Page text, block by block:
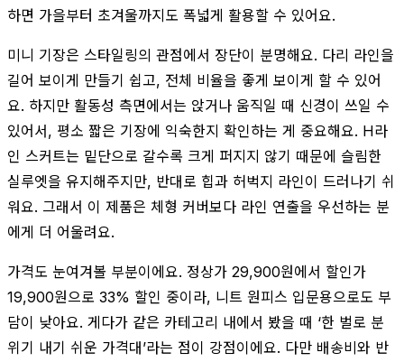
하면 가을부터 초겨울까지도 폭넓게 활용할 수 있어요.
미니 기장은 스타일링의 관점에서 장단이 분명해요. 다리 라인을
길어 보이게 만들기 쉽고, 전체 비율을 좋게 보이게 할 수 있어
요. 하지만 활동성 측면에서는 앉거나 움직일 때 신경이 쓰일 수
있어서, 평소 짧은 기장에 익숙한지 확인하는 게 중요해요. H라
인 스커트는 밑단으로 갈수록 크게 퍼지지 않기 때문에 슬림한
실루엣을 유지해주지만, 반대로 힙과 허벅지 라인이 드러나기 쉬
워요. 그래서 이 제품은 체형 커버보다 라인 연출을 우선하는 분
에게 더 어울려요.
가격도 눈여겨볼 부분이에요. 정상가 29,900원에서 할인가
19,900원으로 33% 할인 중이라, 니트 원피스 입문용으로도 부
담이 낮아요. 게다가 같은 카테고리 내에서 봤을 때 ‘한 벌로 분
위기 내기 쉬운 가격대’라는 점이 강점이에요. 다만 배송비와 반